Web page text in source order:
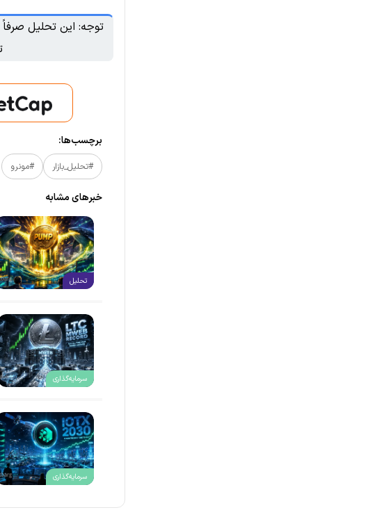
توجه: این تحلیل
برچسب‌ها:
#تحلیل_بازار #مونرو
خبر‌های مشابه
تحلیل
سرمایه‌گذاری
سرمایه‌گذاری